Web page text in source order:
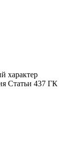
характер
Статьи 437 ГК